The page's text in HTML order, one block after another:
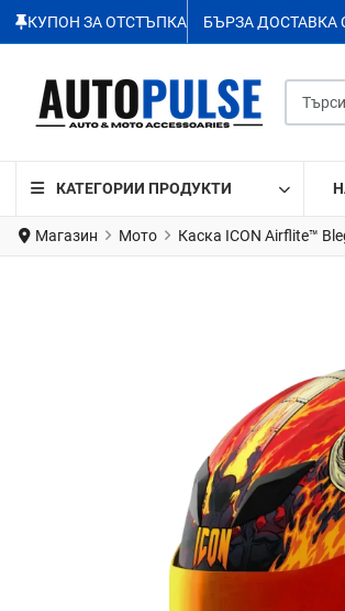
КУПОН ЗА ОТСТЪПКА БЪРЗА ДОСТАВКА
КАТЕГОРИИ ПРОДУКТИ
Магазин Мото Каска ICON Airflite™